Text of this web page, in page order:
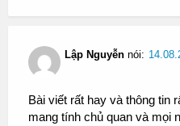
Lập Nguyễn nói:
Bài viết rất hay và thông tin
mang tính chủ quan và mọi